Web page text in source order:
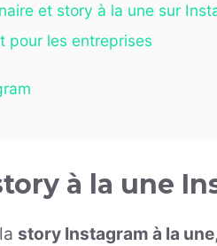
et story à la une sur
pour les entreprises
à la une
story Instagram à la une